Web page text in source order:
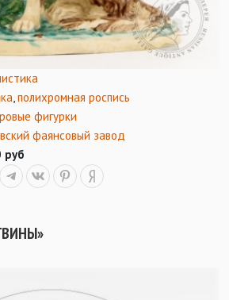
полихромная роспись
фигурки
фаянсовый завод
руб